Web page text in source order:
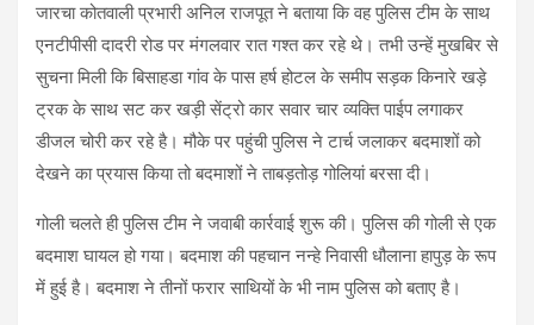
जारचा कोतवाली प्रभारी अनिल राजपूत ने बताया कि वह पुलिस टीम के साथ
एनटीपीसी दादरी रोड पर मंगलवार रात गश्त कर रहे थे। तभी उन्हें मुखबिर से
सुचना मिली कि बिसाहडा गांव के पास हर्ष होटल के समीप सड़क किनारे खड़े
ट्रक के साथ सट कर खड़ी सेंट्रो कार सवार चार व्यक्ति पाईप लगाकर
डीजल चोरी कर रहे है। मौके पर पहुंची पुलिस ने टार्च जलाकर बदमाशों को
देखने का प्रयास किया तो बदमाशों ने ताबड़तोड़ गोलियां बरसा दी।
गोली चलते ही पुलिस टीम ने जवाबी कार्रवाई शुरू की। पुलिस की गोली से एक
बदमाश घायल हो गया। बदमाश की पहचान नन्हे निवासी धौलाना हापुड़ के रूप
में हुई है। बदमाश ने तीनों फरार साथियों के भी नाम पुलिस को बताए है।